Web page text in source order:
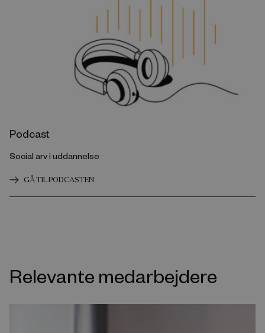
Podcast
Social arv i uddannelse
GÅ TIL PODCASTEN
Relevante medarbejdere